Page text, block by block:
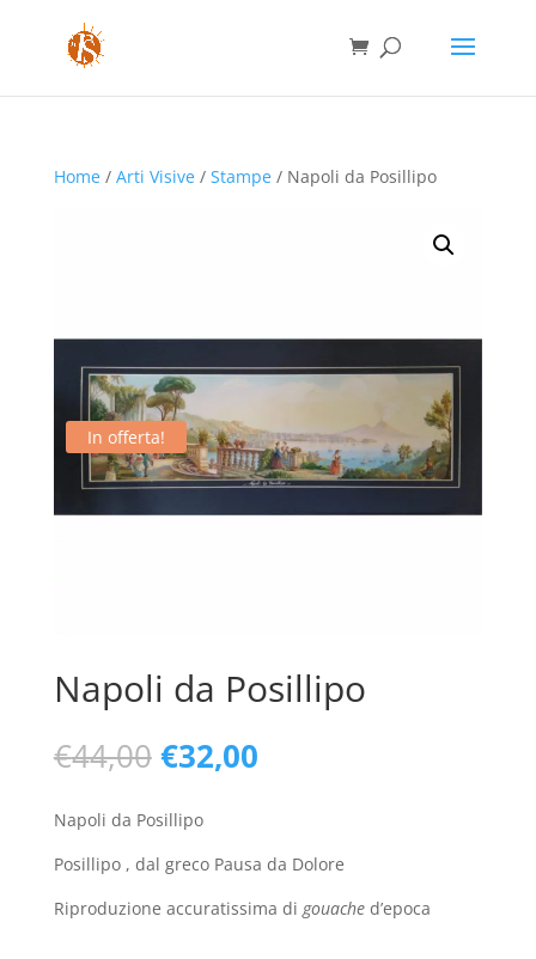
Home/ Arti Visive/ Stampe/ Napoli da Posillipo
In offerta!
Napoli da Posillipo
€44,00 Il
prezzo
originale
era:
€44,00.
€32,00Il
€32,00.
Napoli da Posillipo
Posillipo , dal greco Pausa da Dolore
Riproduzione accuratissima di gouached’epoca